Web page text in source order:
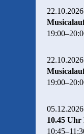
22.10.2026
22.10.2026
05.12.2026
10.45 Uhr